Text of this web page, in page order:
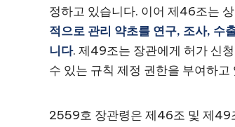
정하고 있습니다. 이어 제46조는
적으로 관리 약초를 연구, 조사, 수
니다. 제49조는 장관에게 허가 신
수 있는 규칙 제정 권한을 부여하고
2559호 장관령은 제46조 및 제49